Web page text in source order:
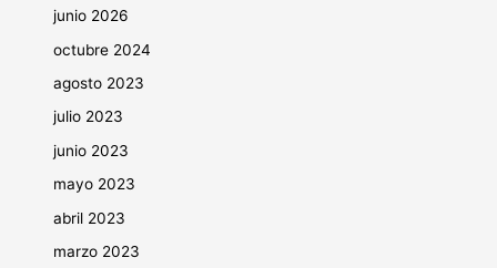
junio 2026
octubre 2024
agosto 2023
julio 2023
junio 2023
mayo 2023
abril 2023
marzo 2023